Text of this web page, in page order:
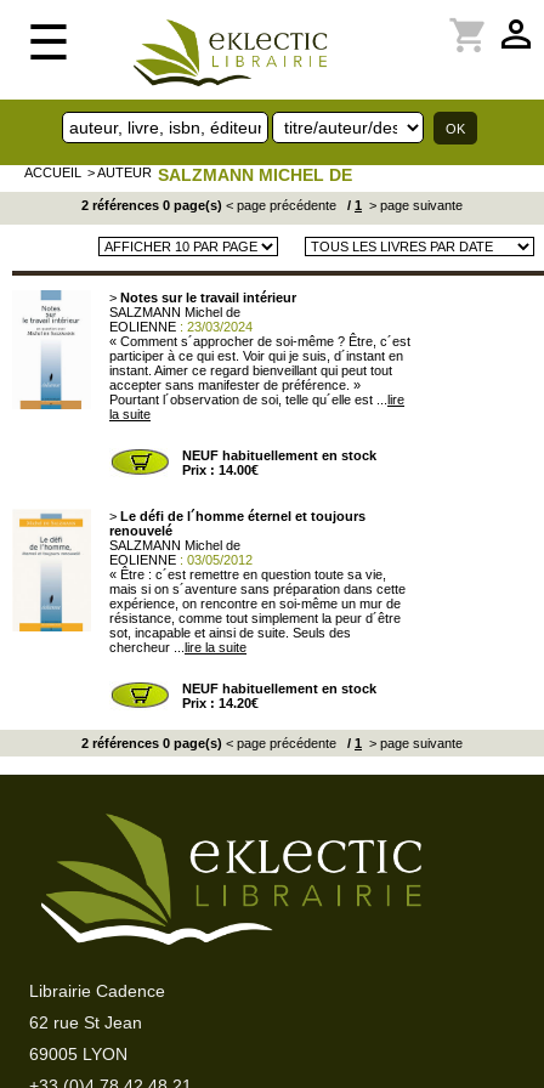
☰ perm_identity
shopping_cart
ACCUEIL > AUTEUR SALZMANN MICHEL DE
2 références 0 page(s) < page précédente / 1 > page suivante
> Notes sur le travail intérieur
SALZMANN Michel de
EOLIENNE : 23/03/2024
« Comment s´approcher de soi-même ? Être, c´est
participer à ce qui est. Voir qui je suis, d´instant en
instant. Aimer ce regard bienveillant qui peut tout
accepter sans manifester de préférence. »
Pourtant l´observation de soi, telle qu´elle est ... lire
la suite
NEUF habituellement en stock
Prix : 14.00€
> Le défi de l´homme éternel et toujours
renouvelé
SALZMANN Michel de
EOLIENNE : 03/05/2012
« Être : c´est remettre en question toute sa vie,
mais si on s´aventure sans préparation dans cette
expérience, on rencontre en soi-même un mur de
résistance, comme tout simplement la peur d´être
sot, incapable et ainsi de suite. Seuls des
chercheur ... lire la suite
NEUF habituellement en stock
Prix : 14.20€
2 références 0 page(s) < page précédente / 1 > page suivante
Librairie Cadence
62 rue St Jean
69005 LYON